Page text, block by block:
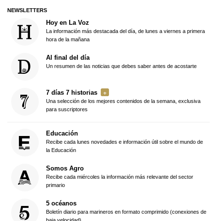
NEWSLETTERS
Hoy en La Voz
La información más destacada del día, de lunes a viernes a primera
hora de la mañana
Al final del día
Un resumen de las noticias que debes saber antes de acostarte
7 días 7 historias
Una selección de los mejores contenidos de la semana, exclusiva
para suscriptores
Educación
Recibe cada lunes novedades e información útil sobre el mundo de
la Educación
Somos Agro
Recibe cada miércoles la información más relevante del sector
primario
5 océanos
Boletín diario para marineros en formato comprimido (conexiones de